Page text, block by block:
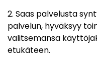
2. Saas palvelusta
palvelun, hyväksyy
valitsemansa
etukäteen.